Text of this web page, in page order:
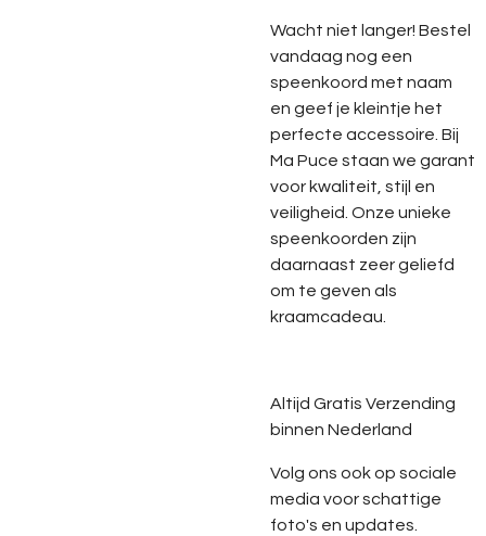
Wacht niet langer! Bestel
vandaag nog een
speenkoord met naam
en geef je kleintje het
perfecte accessoire. Bij
Ma Puce staan we garant
voor kwaliteit, stijl en
veiligheid. Onze unieke
speenkoorden zijn
daarnaast zeer geliefd
om te geven als
kraamcadeau.
Altijd Gratis Verzending
binnen Nederland
Volg ons ook op sociale
media voor schattige
foto's en updates.